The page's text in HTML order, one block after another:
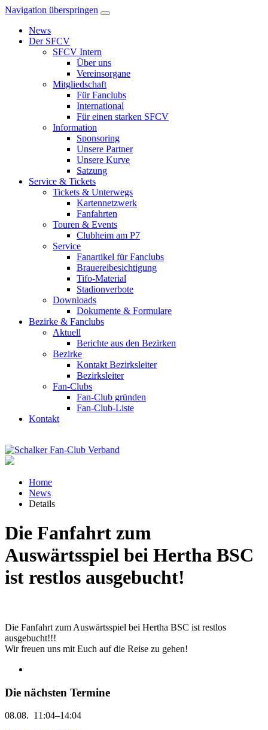
Navigation überspringen
News
Der SFCV
SFCV Intern
Über uns
Vereinsorgane
Mitgliedschaft
Für Fanclubs
International
Für einen starken SFCV
Information
Sponsoring
Unsere Partner
Unsere Kurve
Satzung
Service & Tickets
Tickets & Unterwegs
Kartennetzwerk
Fanfahrten
Touren & Events
Clubheim am P7
Service
Fanartikel für Fanclubs
Brauereibesichtigung
Tifo-Material
Stadionverbote
Downloads
Dokumente & Formulare
Bezirke & Fanclubs
Aktuell
Berichte aus den Bezirken
Bezirke
Kontakt Bezirksleiter
Bezirksleiter
Fan-Clubs
Fan-Club gründen
Fan-Club-Liste
Kontakt
Home
News
Details
Die Fanfahrt zum
Auswärtsspiel bei Hertha BSC
ist restlos ausgebucht!
Die Fanfahrt zum Auswärtsspiel bei Hertha BSC ist restlos
ausgebucht!!!
Wir freuen uns mit Euch auf die Reise zu gehen!
Die nächsten Termine
08.08. 11:04–14:04